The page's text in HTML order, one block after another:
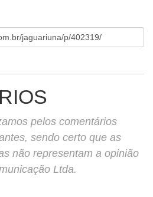
pelos comentários
sendo certo que as
não representam a opinião
Ltda.